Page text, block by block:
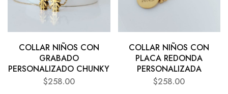
COLLAR NIÑOS CON
GRABADO
PERSONALIZADO CHUNKY
$258.00
COLLAR NIÑOS CON
PLACA REDONDA
PERSONALIZADA
$258.00